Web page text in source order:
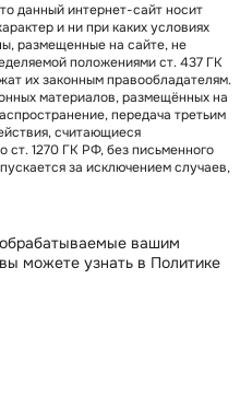
данный интернет-сайт носит
и ни при каких условиях
размещенные на сайте, не
положениями ст. 437 ГК
их законным правообладателям.
материалов, размещённых на
передача третьим
считающиеся
ст. 1270 ГК РФ, без письменного
за исключением случаев,
вашим
можете узнать в Политике